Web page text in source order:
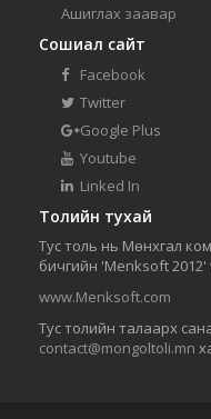
Ашиглах заавар
Сошиал сайт
Facebook
Twitter
Google Plus
Youtube
Linked In
Толийн тухай
Тус толь нь Мөнхгал
бичгийн 'Menksoft 2012'
www.Menksoft.com
Тус толийн талаарх
contact@mongoltoli.mn